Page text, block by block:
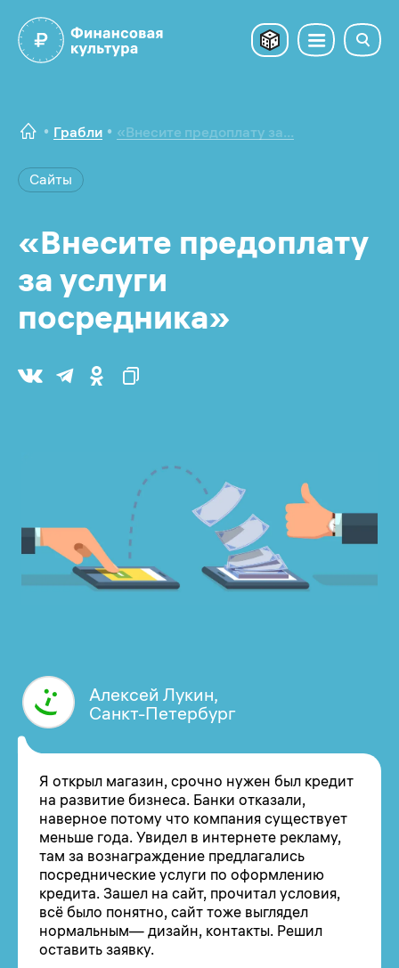
Грабли «Внесите предоплату за...
Сайты
«Внесите предоплату
за услуги
посредника»
Алексей Лукин,
Санкт-Петербург
Я открыл магазин, срочно нужен был кредит
на развитие бизнеса. Банки отказали,
наверное потому что компания существует
меньше года. Увидел в интернете рекламу,
там за вознаграждение предлагались
посреднические услуги по оформлению
кредита. Зашел на сайт, прочитал условия,
всё было понятно, сайт тоже выглядел
нормальным— дизайн, контакты. Решил
оставить заявку.